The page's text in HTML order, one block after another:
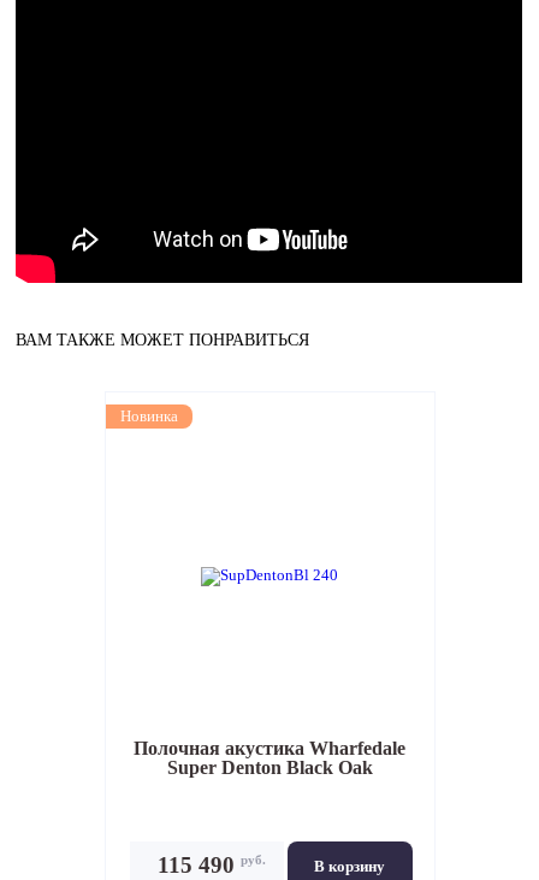
ВАМ ТАКЖЕ МОЖЕТ ПОНРАВИТЬСЯ
Новинка
Полочная акустика Wharfedale
Super Denton Black Oak
В корзину
115 490 руб.